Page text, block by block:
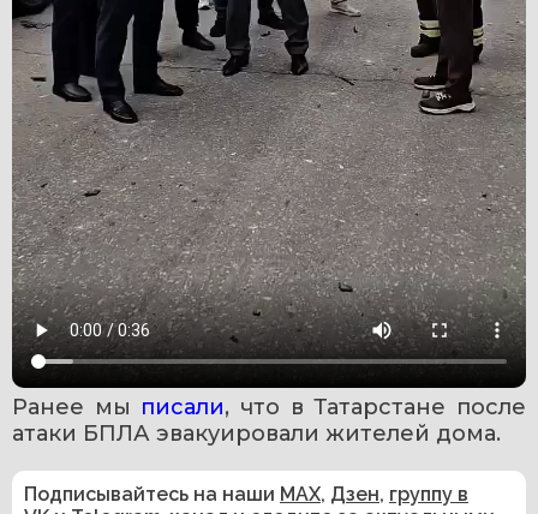
Ранее мы писали, что в Татарстане после
атаки БПЛА эвакуировали жителей дома.
Подписывайтесь на наши MAX, Дзен, группу в